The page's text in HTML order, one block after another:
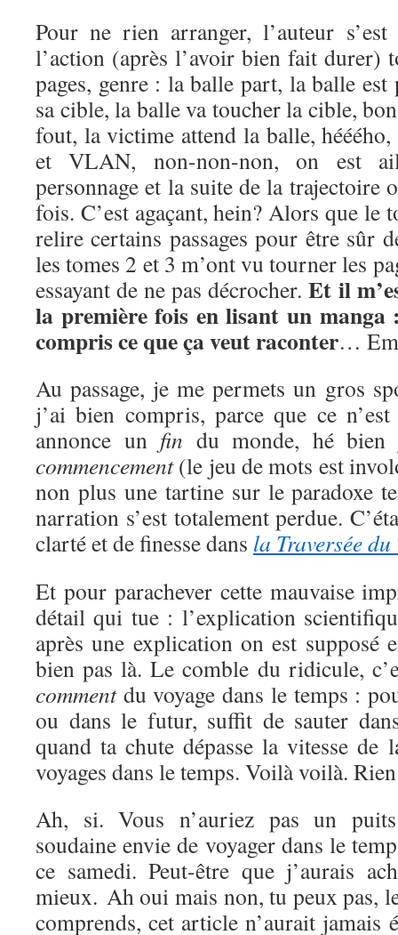
Pour ne rien arranger, l’auteur
l’action (après l’avoir bien fait durer)
pages, genre : la balle part, la balle
sa cible, la balle va toucher la cible,
fout, la victime attend la balle,
et VLAN, non-non-non, on est
personnage et la suite de la trajectoire
fois. C’est agaçant, hein? Alors que le
relire certains passages pour être sûr
les tomes 2 et 3 m’ont vu tourner les
essayant de ne pas décrocher.Et il
la première fois en lisant un manga
compris ce que ça veut raconter…
Au passage, je me permets un gros
j’ai bien compris, parce que ce
annonce un fin du monde, hé
commencement(le jeu de mots est
non plus une tartine sur le paradoxe
narration s’est totalement perdue.
clarté et de finesse dans la Traversée du
Et pour parachever cette mauvaise
détail qui tue : l’explication
après une explication on est supposé
bien pas là. Le comble du ridicule,
commentdu voyage dans le temps :
ou dans le futur, suffit de sauter
quand ta chute dépasse la vitesse
voyages dans le temps. Voilà voilà.
Ah, si. Vous n’auriez pas un
soudaine envie de voyager dans le
ce samedi. Peut-être que j’aurais
mieux. Ah oui mais non, tu peux pas,
comprends, cet article n’aurait jamais